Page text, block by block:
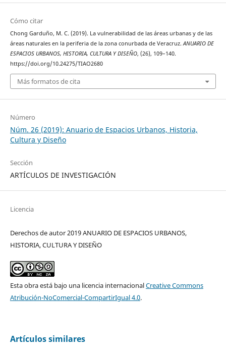
Cómo citar
Chong Garduño, M. C. (2019). La vulnerabilidad de las áreas urbanas y de las
áreas naturales en la periferia de la zona conurbada de Veracruz.ANUARIO DE
ESPACIOS URBANOS, HISTORIA, CULTURA Y DISEÑO, (26), 109–140.
https://doi.org/10.24275/TIAO2680
Más formatos de cita
Número
Núm. 26 (2019): Anuario de Espacios Urbanos, Historia,
Cultura y Diseño
Sección
ARTÍCULOS DE INVESTIGACIÓN
Licencia
Derechos de autor 2019 ANUARIO DE ESPACIOS URBANOS,
HISTORIA, CULTURA Y DISEÑO
Esta obra está bajo una licencia internacionalCreative Commons
Atribución-NoComercial-CompartirIgual 4.0.
Artículos similares